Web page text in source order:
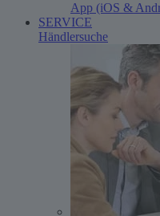
App (iOS &
SERVICE
Händlersuche